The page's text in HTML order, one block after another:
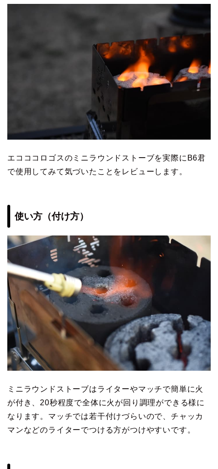
エコココロゴスのミニラウンドストーブを実際にB6君
で使用してみて気づいたことをレビューします。
使い方（付け方）
ミニラウンドストーブはライターやマッチで簡単に火
が付き、20秒程度で全体に火が回り調理ができる様に
なります。マッチでは若干付けづらいので、チャッカ
マンなどのライターでつける方がつけやすいです。